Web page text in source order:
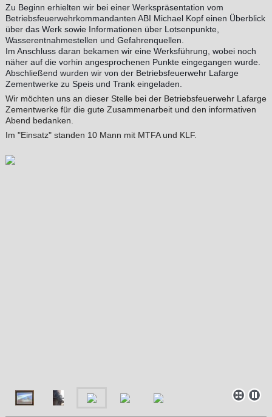
Zu Beginn erhielten wir bei einer Werkspräsentation vom
Betriebsfeuerwehrkommandanten ABI Michael Kopf einen Überblick
über das Werk sowie Informationen über Lotsenpunkte,
Wasserentnahmestellen und Gefahrenquellen.
Im Anschluss daran bekamen wir eine Werksführung, wobei noch
näher auf die vorhin angesprochenen Punkte eingegangen wurde.
Abschließend wurden wir von der Betriebsfeuerwehr Lafarge
Zementwerke zu Speis und Trank eingeladen.
Wir möchten uns an dieser Stelle bei der Betriebsfeuerwehr Lafarge
Zementwerke für die gute Zusammenarbeit und den informativen
Abend bedanken.
Im "Einsatz" standen 10 Mann mit MTFA und KLF.